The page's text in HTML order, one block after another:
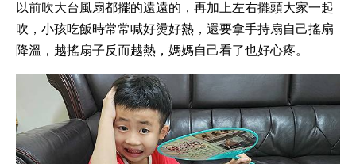
以前吹大台風扇都擺的遠遠的，再加上左右擺頭大家一起
吹，小孩吃飯時常常喊好燙好熱，還要拿手持扇自己搖扇
降溫，越搖扇子反而越熱，媽媽自己看了也好心疼。